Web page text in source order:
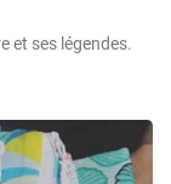
et ses légendes.